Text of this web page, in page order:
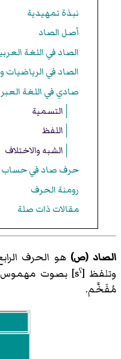
نبذة تمهيدية
أصل الصاد
الصاد في اللغة
الصاد في الرياضيات
صادي في اللغة
التسمية
اللفظ
الشبه والاختلاف
حرف صاد في حساب
رومنة الحرف
مقالات ذات صلة
الصاد (ص) هو الحرف
وتلفظ [sˤ] بصوت مهموس
مُفَخَّم.